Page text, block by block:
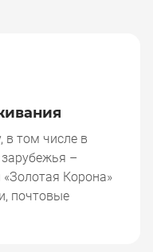
в том числе в
–
Корона»
почтовые